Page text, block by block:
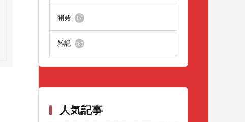
開発 17
雑記 161
人気記事